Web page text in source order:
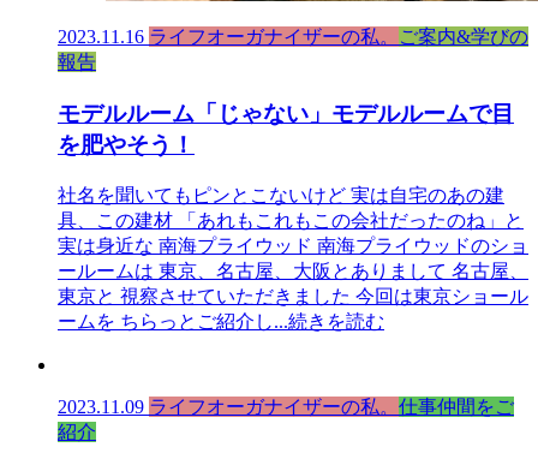
2023.11.16 ライフオーガナイザーの私。
ご案内&学びの
報告
モデルルーム「じゃない」モデルルームで目
を肥やそう！
社名を聞いてもピンとこないけど 実は自宅のあの建
具、この建材 「あれもこれもこの会社だったのね」と
実は身近な 南海プライウッド 南海プライウッドのショ
ールームは 東京、名古屋、大阪とありまして 名古屋、
東京と 視察させていただきました 今回は東京ショール
ームを ちらっとご紹介し...続きを読む
2023.11.09 ライフオーガナイザーの私。 仕事仲間をご
紹介